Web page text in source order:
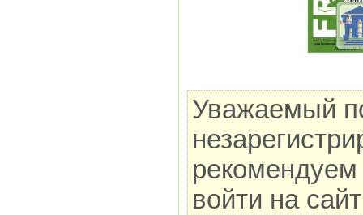
Уважаемый
рекомендуем
войти на